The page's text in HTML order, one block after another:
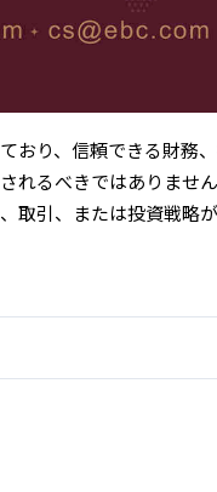
おり、信頼できる財務
れるべきではありませ
取引、または投資戦略